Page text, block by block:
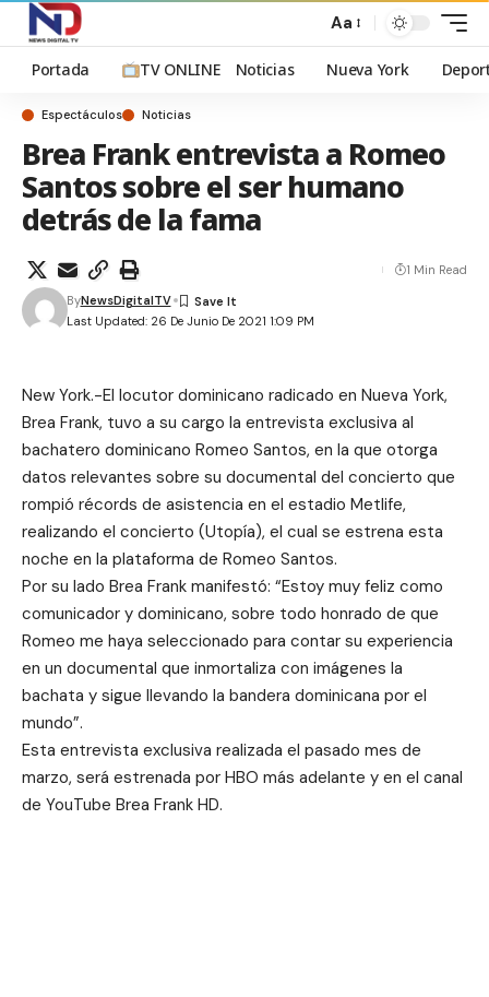
Aa
Portada TV ONLINE Noticias Nueva York
Espectáculos Noticias
Brea Frank entrevista a Romeo
Santos sobre el ser humano
detrás de la fama
Last Updated: 26 De Junio De 2021 1:09 PM
ByNewsDigitalTV
1 Min Read
New York.-El locutor dominicano radicado en Nueva York,
Brea Frank, tuvo a su cargo la entrevista exclusiva al
bachatero dominicano Romeo Santos, en la que otorga
datos relevantes sobre su documental del concierto que
rompió récords de asistencia en el estadio Metlife,
realizando el concierto (Utopía), el cual se estrena esta
noche en la plataforma de Romeo Santos.
Por su lado Brea Frank manifestó: “Estoy muy feliz como
comunicador y dominicano, sobre todo honrado de que
Romeo me haya seleccionado para contar su experiencia
en un documental que inmortaliza con imágenes la
bachata y sigue llevando la bandera dominicana por el
mundo”.
Esta entrevista exclusiva realizada el pasado mes de
marzo, será estrenada por HBO más adelante y en el canal
de YouTube Brea Frank HD.